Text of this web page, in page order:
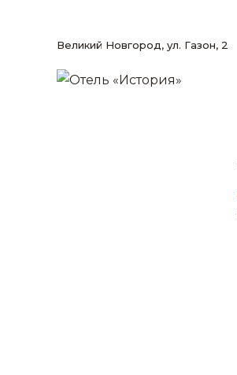
Великий Новгород, ул. Газон, 2